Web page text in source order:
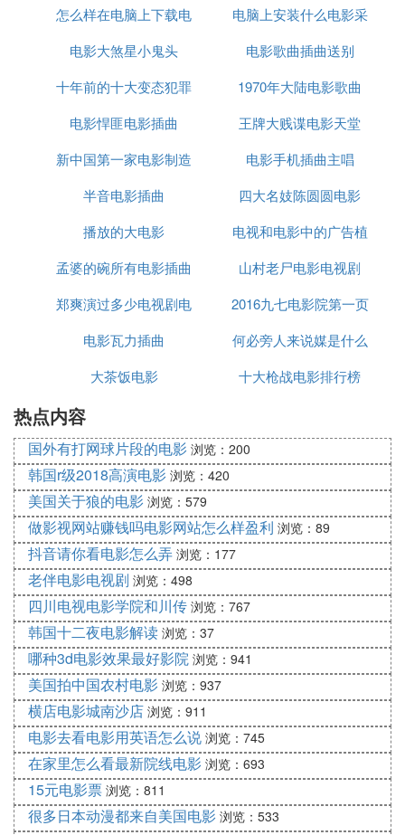
苗侨伟，1958年6月出生在浙江，5岁时才跟随家人
前往香港。
离家，苗侨伟就一直跟妈妈生活。
他小时候最大的梦想也是做海员，希望和爸爸一样都
走遍世界的每一个角落，不过随着思想越来越成熟，
就渐渐放弃了这个想法，因为海员和家人总是聚少离
中学毕业之后，苗侨伟觉得自己压根不是学习的料，
当时的学徒工不但没有薪水，还需要给师傅干很多杂
活儿，即使出去接活儿，赚回来的钱也需要上交给师
这时，香港经济蓬勃发展，特别是影视行业，渐渐开
始流行。
1980年，无线电视台训练班恰好开始招收学员，当时
的苗侨伟工作不顺，也没有什么出路，就抱着试试看
的想法，去参加了考试。
这一期的无线训练班学员，一共有一千多人报名考
试，最后仅仅有13人被录取，除了苗侨伟被录取之
外，这一期还有黄日华。
而第二年的1981年的训练班学员中，就有刘德华、戚
美珍和梁家辉。
其实，苗侨伟在 娱乐 圈也仅仅呆了不到十年的时
间，训练班结束之后，苗侨伟和黄日华就开始了跑龙
套生涯。
1981年，两人一起出演了《过客》，不过这部电视剧
并没有引起很大的反响。
直到1983年的《射雕英雄传》，黄日华演郭靖，苗侨
伟演杨康，两人纷纷因为这部电视剧而走红。
电影
怎么样在电脑上下载电
影电视剧
电脑上安装什么电影采
集器
电影大煞星小鬼头
电影歌曲插曲送别
十年前的十大变态犯罪
电影
1970年大陆电影歌曲
电影悍匪电影插曲
王牌大贱谍电影天堂
新中国第一家电影制造
厂
电影手机插曲主唱
半音电影插曲
四大名妓陈圆圆电影
播放的大电影
电视和电影中的广告植
入
孟婆的碗所有电影插曲
山村老尸电影电视剧
郑爽演过多少电视剧电
影歌曲
2016九七电影院第一页
电影瓦力插曲
何必旁人来说媒是什么
电影的插曲
大茶饭电影 十大枪战电影排行榜
热点内容
国外有打网球片段的电影 浏览：200
韩国r级2018高演电影 浏览：420
美国关于狼的电影 浏览：579
做影视网站赚钱吗电影网站怎么样盈利 浏览：89
抖音请你看电影怎么弄 浏览：177
老伴电影电视剧 浏览：498
四川电视电影学院和川传 浏览：767
韩国十二夜电影解读 浏览：37
哪种3d电影效果最好影院 浏览：941
美国拍中国农村电影 浏览：937
横店电影城南沙店 浏览：911
电影去看电影用英语怎么说 浏览：745
在家里怎么看最新院线电影 浏览：693
15元电影票 浏览：811
很多日本动漫都来自美国电影 浏览：533